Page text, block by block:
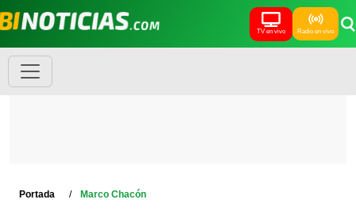
TV en vivo Radio en vivo
Portada Marco Chacón